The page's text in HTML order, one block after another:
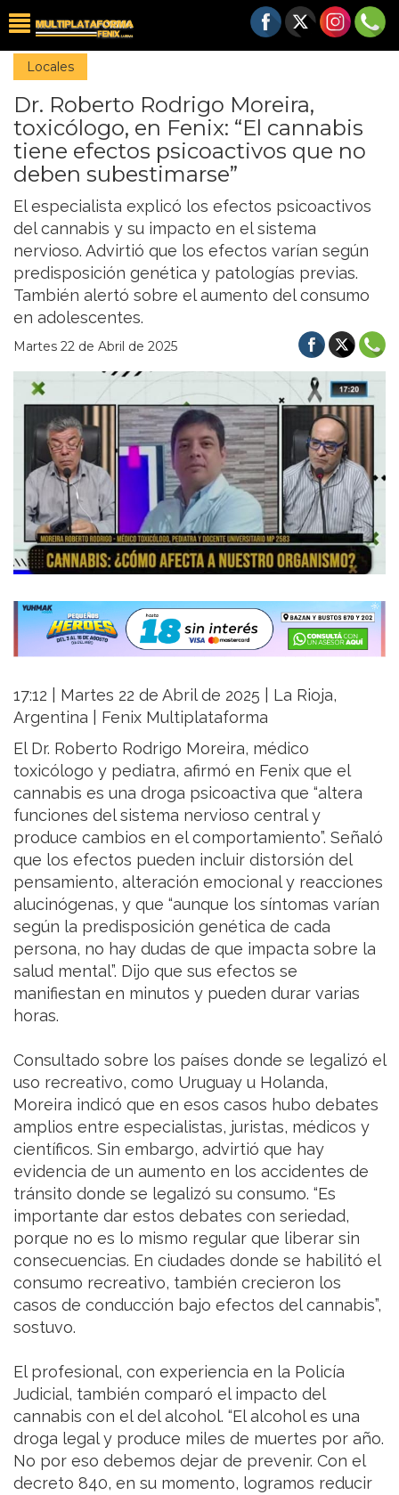
Locales
Dr. Roberto Rodrigo Moreira,
toxicólogo, en Fenix: “El cannabis
tiene efectos psicoactivos que no
deben subestimarse”
El especialista explicó los efectos psicoactivos
del cannabis y su impacto en el sistema
nervioso. Advirtió que los efectos varían según
predisposición genética y patologías previas.
También alertó sobre el aumento del consumo
en adolescentes.
Martes 22 de Abril de 2025
17:12 | Martes 22 de Abril de 2025 | La Rioja,
Argentina | Fenix Multiplataforma
El Dr. Roberto Rodrigo Moreira, médico
toxicólogo y pediatra, afirmó en Fenix que el
cannabis es una droga psicoactiva que “altera
funciones del sistema nervioso central y
produce cambios en el comportamiento”. Señaló
que los efectos pueden incluir distorsión del
pensamiento, alteración emocional y reacciones
alucinógenas, y que “aunque los síntomas varían
según la predisposición genética de cada
persona, no hay dudas de que impacta sobre la
salud mental”. Dijo que sus efectos se
manifiestan en minutos y pueden durar varias
horas.
Consultado sobre los países donde se legalizó el
uso recreativo, como Uruguay u Holanda,
Moreira indicó que en esos casos hubo debates
amplios entre especialistas, juristas, médicos y
científicos. Sin embargo, advirtió que hay
evidencia de un aumento en los accidentes de
tránsito donde se legalizó su consumo. “Es
importante dar estos debates con seriedad,
porque no es lo mismo regular que liberar sin
consecuencias. En ciudades donde se habilitó el
consumo recreativo, también crecieron los
casos de conducción bajo efectos del cannabis”,
sostuvo.
El profesional, con experiencia en la Policía
Judicial, también comparó el impacto del
cannabis con el del alcohol. “El alcohol es una
droga legal y produce miles de muertes por año.
No por eso debemos dejar de prevenir. Con el
decreto 840, en su momento, logramos reducir